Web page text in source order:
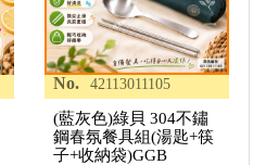
No. 42113011105
(藍灰色)綠貝 304不鏽
鋼春氛餐具組(湯匙+筷
子+收納袋)GGB